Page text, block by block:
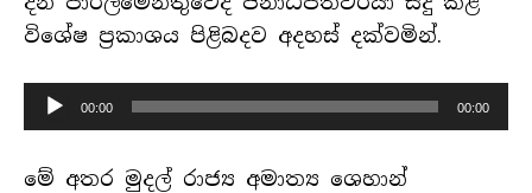
විශේෂ ප්‍රකාශය පිළිබදව අදහස් දක්වමින්.
හඬ
පට
ධාවකය
00:00 00:00
මේ අතර මුදල් රාජ්‍ය අමාත්‍ය ශෙහාන්